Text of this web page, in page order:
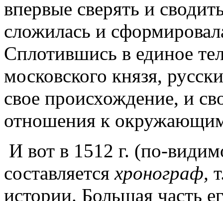
впервые сверять и
сложилась и
Сплотившись в единое
московского князя,
свое происхождение, и
отношения к
И вот в 1512 г. (по-
составляетсяхронограф,
истории. Большая часть